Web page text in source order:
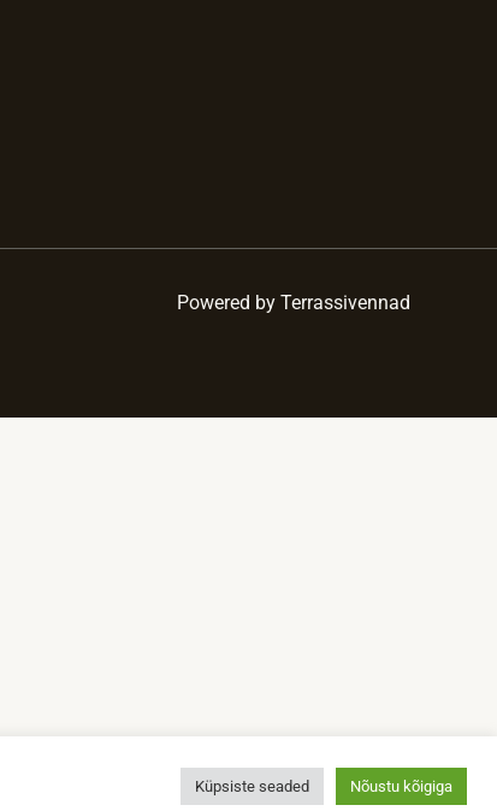
Powered by Terrassivennad
Küpsiste seaded Nõustu kõigiga